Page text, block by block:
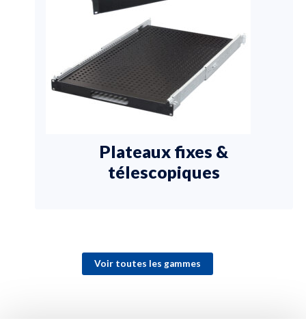
Plateaux fixes &
télescopiques
Voir toutes les gammes